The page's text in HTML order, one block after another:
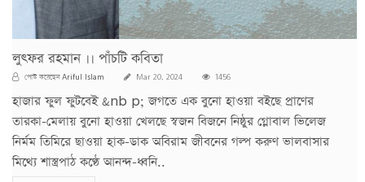
লুৎফর রহমান ।। পাঁচটি কবিতা
পোস্ট করেছেনAriful Islam Mar 20, 2024 1456
হাজার ফুল ফুটবেই &nb p; জগতে এক বুনো হাওয়া বইছে প্রাণের
তারকা-মেলায় বুনো হাওয়া খেলছে স্বজন বিজনে নিষ্ঠুর গ্লোবাল ভিলেজ
নির্মম তিমিরে ছাওয়া হাক-ডাক অবিরাম জীবনের গল্প করুণ ভালবাসার
মিথ্যে শাস্ত্রপাঠ কণ্ঠে আনন্দ-ধ্বনি..